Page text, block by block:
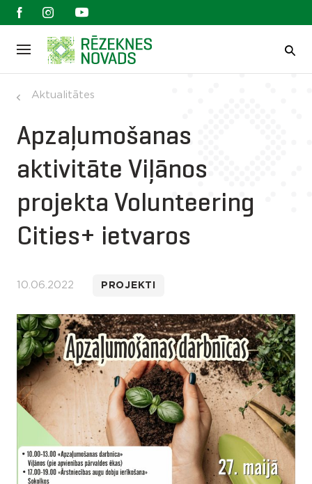
Aktualitātes
Apzaļumošanas
aktivitāte Viļānos
projekta Volunteering
Cities+ ietvaros
10.06.2022 PROJEKTI